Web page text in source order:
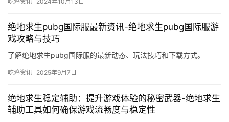
绝地求生pubg国际服最新资讯-绝地求生pubg国际服游
戏攻略与技巧
了解绝地求生pubg国际服的最新动态、玩法技巧和下载方式。
吃鸡资讯 2025年9月7日
绝地求生稳定辅助：提升游戏体验的秘密武器-绝地求生
辅助工具如何确保游戏流畅度与稳定性